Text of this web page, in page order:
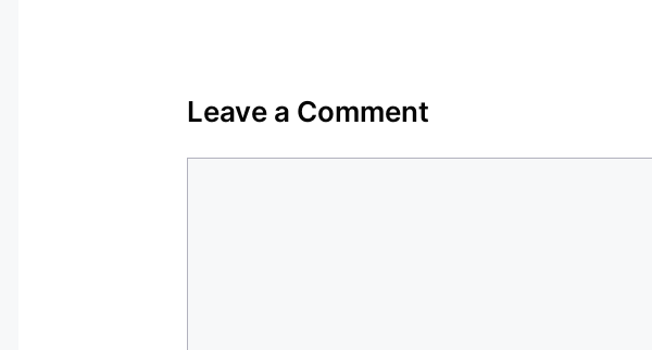
Leave a Comment